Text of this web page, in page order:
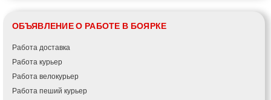
ОБЪЯВЛЕНИЕ О РАБОТЕ В БОЯРКЕ
Работа доставка
Работа курьер
Работа велокурьер
Работа пеший курьер
Фонтанка
Гадяч
Гатное
Глеваха
Горишние Плавни
Гостомель